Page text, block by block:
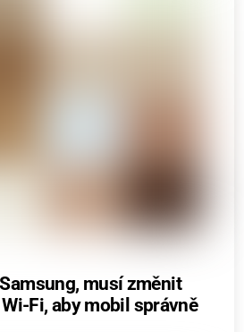
musí změnit
Fi, aby mobil správně